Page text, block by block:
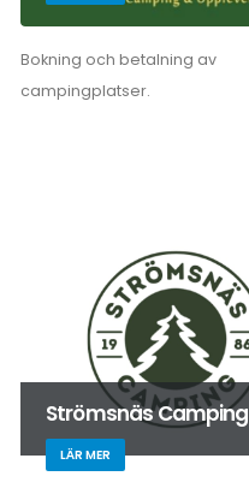
Bokning och betalning av
campingplatser.
Strömsnäs Camping
LÄR MER